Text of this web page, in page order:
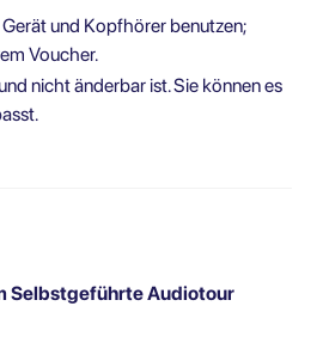
und Kopfhörer benutzen;
Voucher.
nicht änderbar ist. Sie können es
Selbstgeführte Audiotour